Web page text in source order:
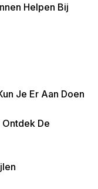
Helpen Bij
Je Er Aan Doen
De